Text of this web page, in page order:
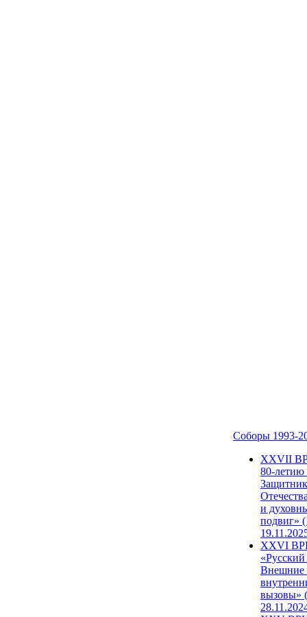
Соборы 1993-
ХХVII
80-
и
подвиг»
XXVI
Внешние
вызовы»